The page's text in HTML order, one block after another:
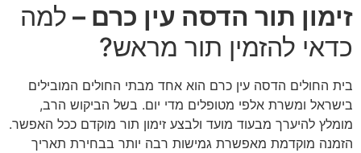
זימון תור הדסה עין כרם – למה
כדאי להזמין תור מראש?
בית החולים הדסה עין כרם הוא אחד מבתי החולים המובילים
בישראל ומשרת אלפי מטופלים מדי יום. בשל הביקוש הרב,
מומלץ להיערך מבעוד מועד ולבצע זימון תור מוקדם ככל האפשר.
הזמנה מוקדמת מאפשרת גמישות רבה יותר בבחירת תאריך